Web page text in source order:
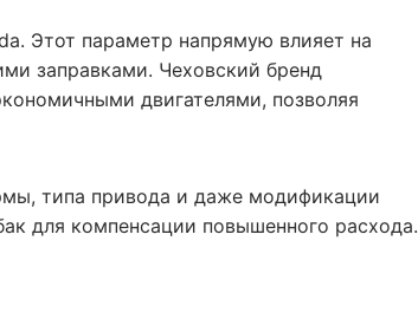
Этот параметр напрямую влияет на
заправками. Чеховский бренд
двигателями, позволяя
типа привода и даже модификации
для компенсации повышенного расхода.